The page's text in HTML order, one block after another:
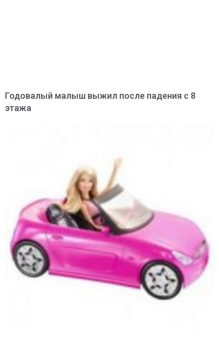
Годовалый малыш выжил после падения с 8
этажа